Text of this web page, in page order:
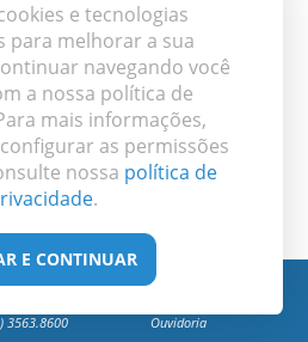
3563.8600
Ouvidoria
e tecnologias
para melhorar a sua
navegando você
a nossa política de
mais informações,
as permissões
nossa política de
.
E CONTINUAR